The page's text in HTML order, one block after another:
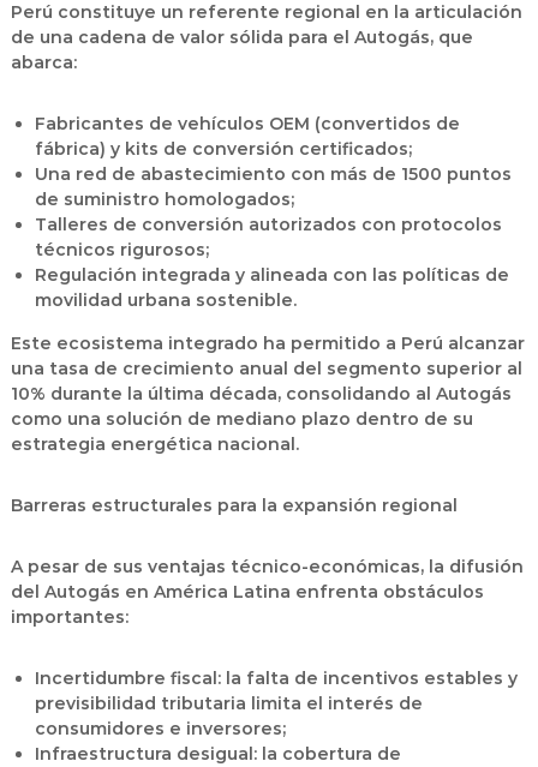
Perú constituye un referente regional en la articulación
de una cadena de valor sólida para el Autogás, que
abarca:
Fabricantes de vehículos OEM (convertidos de
fábrica) y kits de conversión certificados;
Una red de abastecimiento con más de 1500 puntos
de suministro homologados;
Talleres de conversión autorizados con protocolos
técnicos rigurosos;
Regulación integrada y alineada con las políticas de
movilidad urbana sostenible.
Este ecosistema integrado ha permitido a Perú alcanzar
una tasa de crecimiento anual del segmento superior al
10% durante la última década, consolidando al Autogás
como una solución de mediano plazo dentro de su
estrategia energética nacional.
Barreras estructurales para la expansión regional
A pesar de sus ventajas técnico-económicas, la difusión
del Autogás en América Latina enfrenta obstáculos
importantes:
Incertidumbre fiscal: la falta de incentivos estables y
previsibilidad tributaria limita el interés de
consumidores e inversores;
Infraestructura desigual: la cobertura de